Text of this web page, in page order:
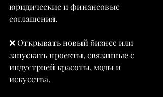
юридические и финансовые
соглашения.
❌ Открывать новый бизнес или
запускать проекты, связанные с
индустрией красоты, моды и
искусства.